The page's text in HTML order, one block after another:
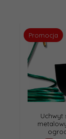
Promocja
Uchwyt